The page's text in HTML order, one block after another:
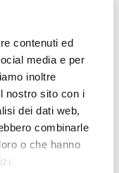
contenuti ed
media e per
inoltre
nostro sito con i
dei dati web,
combinarle
o che hanno
finanziaria”
è un silos
in vita il ciclo
abbiamo
un
tre...